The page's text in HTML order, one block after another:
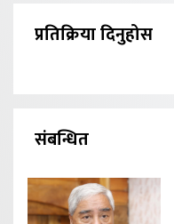
प्रतिक्रिया दिनुहोस
संबन्धित